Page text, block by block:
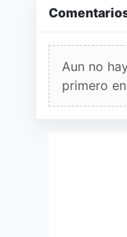
Aun no
primero